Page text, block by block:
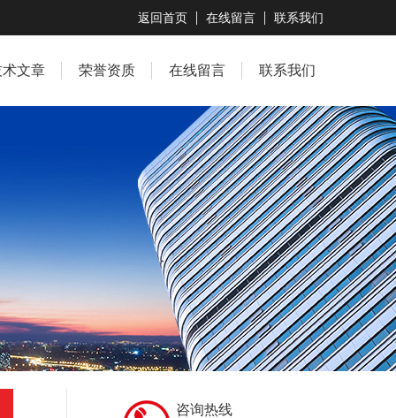
返回首页 在线留言 联系我们
术文章 荣誉资质 在线留言 联系我们
咨询热线